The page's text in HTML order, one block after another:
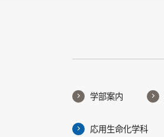
学部案内
応用生命化学科